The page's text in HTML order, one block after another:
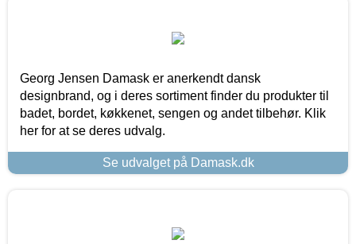
Georg Jensen Damask er anerkendt dansk
designbrand, og i deres sortiment finder du produkter til
badet, bordet, køkkenet, sengen og andet tilbehør. Klik
her for at se deres udvalg.
Se udvalget på Damask.dk